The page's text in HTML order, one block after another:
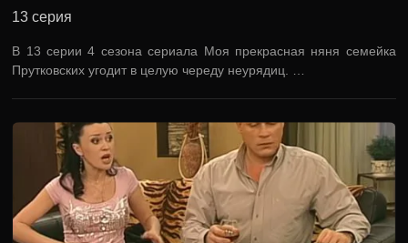
13 серия
В 13 серии 4 сезона сериала Моя прекрасная няня семейка
Прутковских угодит в целую череду неурядиц. …